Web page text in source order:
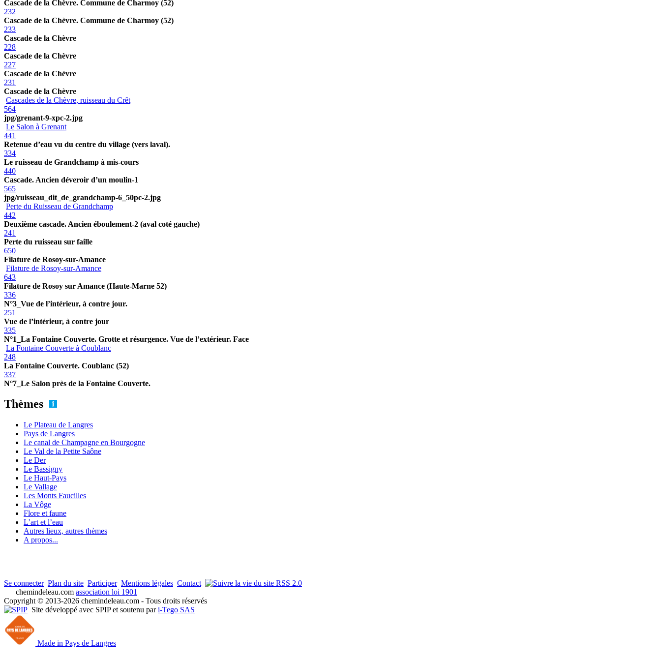
Cascade de la Chèvre. Commune de Charmoy (52)
232
Cascade de la Chèvre. Commune de Charmoy (52)
233
Cascade de la Chèvre
228
Cascade de la Chèvre
227
Cascade de la Chèvre
231
Cascade de la Chèvre
Cascades de la Chèvre, ruisseau du Crêt
564
jpg/grenant-9-xpc-2.jpg
Le Salon à Grenant
441
Retenue d’eau vu du centre du village (vers laval).
334
Le ruisseau de Grandchamp à mis-cours
440
Cascade. Ancien déveroir d’un moulin-1
565
jpg/ruisseau_dit_de_grandchamp-6_50pc-2.jpg
Perte du Ruisseau de Grandchamp
442
Deuxième cascade. Ancien éboulement-2 (aval coté gauche)
241
Perte du ruisseau sur faille
650
Filature de Rosoy-sur-Amance
Filature de Rosoy-sur-Amance
643
Filature de Rosoy sur Amance (Haute-Marne 52)
336
N°3_Vue de l’intérieur, à contre jour.
251
Vue de l’intérieur, à contre jour
335
N°1_La Fontaine Couverte. Grotte et résurgence. Vue de l’extérieur. Face
La Fontaine Couverte à Coublanc
248
La Fontaine Couverte. Coublanc (52)
337
N°7_Le Salon près de la Fontaine Couverte.
Thèmes
Le Plateau de Langres
Pays de Langres
Le canal de Champagne en Bourgogne
Le Val de la Petite Saône
Le Der
Le Bassigny
Le Haut-Pays
Le Vallage
Les Monts Faucilles
La Vôge
Flore et faune
L’art et l’eau
Autres lieux, autres thèmes
A propos...
Se connecter Plan du site Participer Mentions légales Contact
RSS 2.0
chemindeleau.com association loi 1901
Copyright © 2013-2026 chemindeleau.com - Tous droits réservés
Site développé avec SPIP et soutenu pari-Tego SAS
Made in Pays de Langres